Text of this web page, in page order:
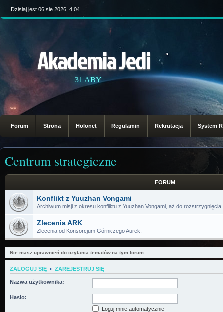
Dzisiaj jest 06 sie 2026, 4:04
Akademia Jedi
31 ABY
Forum Strona Holonet Regulamin Rekrutacja System
Centrum strategiczne
FORUM
Konflikt z Yuuzhan Vongami
Archiwum misji z okresu konfliktu z Yuuzhan Vongami, aż do
Zlecenia ARK
Zlecenia od Konsorcjum Górniczego Aurek.
Nie masz uprawnień do czytania tematów na tym forum.
ZALOGUJ SIĘ • ZAREJESTRUJ SIĘ
Nazwa użytkownika:
Hasło:
Loguj mnie automatycznie